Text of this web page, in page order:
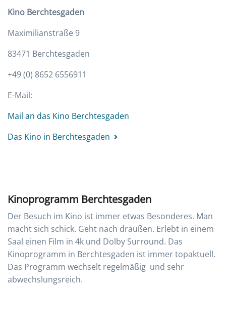
Kino Berchtesgaden
Maximilianstraße 9
83471 Berchtesgaden
+49 (0) 8652 6556911
E-Mail:
Mail an das Kino Berchtesgaden
Das Kino in Berchtesgaden
Kinoprogramm Berchtesgaden
Der Besuch im Kino ist immer etwas Besonderes. Man
macht sich schick. Geht nach draußen. Erlebt in einem
Saal einen Film in 4k und Dolby Surround. Das
Kinoprogramm in Berchtesgaden ist immer topaktuell.
Das Programm wechselt regelmäßig und sehr
abwechslungsreich.